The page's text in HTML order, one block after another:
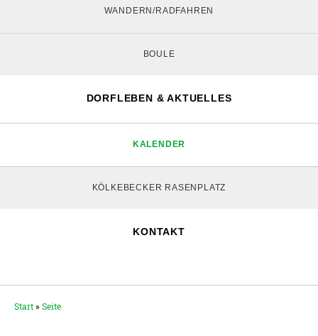
WANDERN/RADFAHREN
BOULE
DORFLEBEN & AKTUELLES
KALENDER
KÖLKEBECKER RASENPLATZ
KONTAKT
Start»Seite